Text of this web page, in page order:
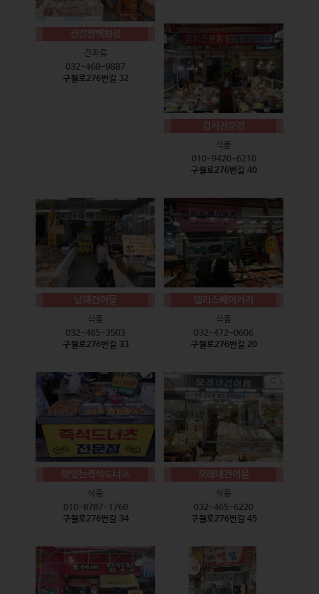
건강짱백화점
견과류
032-468-9887
구월로276번길 32
김치전문점
식품
010-9420-6210
구월로276번길 40
남해건어물
식품
032-465-3503
구월로276번길 33
델리스베이커리
식품
032-472-0606
구월로276번길 20
맛있는즉석도너츠
식품
010-8787-1760
구월로276번길 34
모래내건어물
식품
032-465-6220
구월로276번길 45